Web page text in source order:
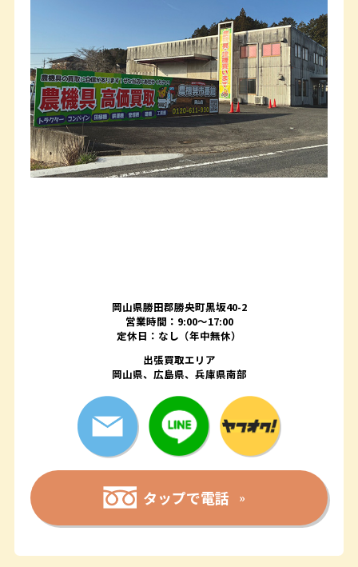
岡山県勝田郡勝央町黒坂40-2
営業時間：9:00～17:00
定休日：なし（年中無休）
出張買取エリア
岡山県、広島県、兵庫県南部
タップで電話